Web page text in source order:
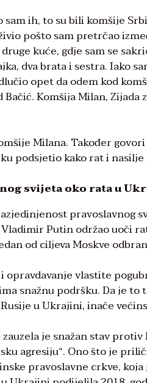
ih, to su bili komšije
pošto sam pretrčao
kuće, gdje sam se
dva brata i sestra. Iako
opet da odem kod
Bačić. Komšija Milan,
Milana. Također
podsjetio kako rat i
svijeta oko rata u
pravoslavnog
Putin održao uoči
od ciljeva Moskve
opravdavanje vlastite
snažnu podršku. Da je to
u Ukrajini, inače
je snažan stav
agresiju“. Ono što je
pravoslavne crkve,